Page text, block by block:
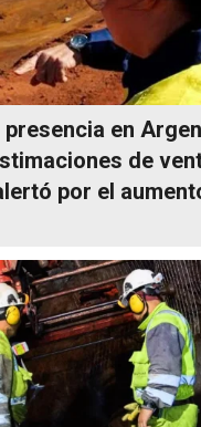
presencia en
de
por el